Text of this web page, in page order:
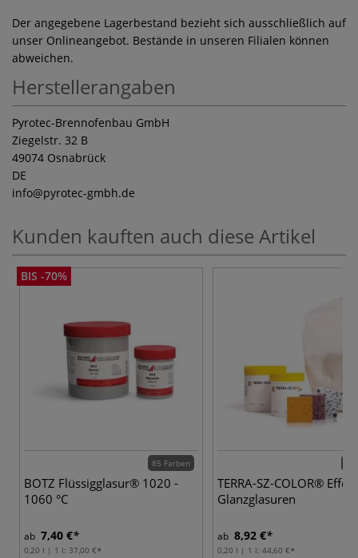
Der angegebene Lagerbestand bezieht sich ausschließlich auf
unser Onlineangebot. Bestände in unseren Filialen können
abweichen.
Herstellerangaben
Pyrotec-Brennofenbau GmbH
Ziegelstr. 32 B
49074 Osnabrück
DE
info@pyrotec-gmbh.de
Kunden kauften auch diese Artikel
BIS -70%
85 Farben
BOTZ Flüssigglasur® 1020 -
1060 °C
ab 7,40 €
0,20 l | 1 l: 37,00 €
TERRA-SZ-COLOR®
Glanzglasuren
ab 8,92 €
0,20 l | 1 l: 44,60 €